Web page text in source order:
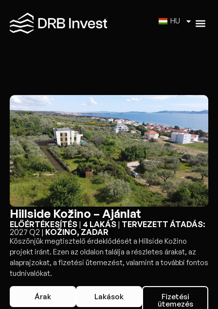
HU
Hillside Kožino – Ajánlat
ELŐÉRTÉKESÍTÉS | 4 LAKÁS | TERVEZETT ÁTADÁS:
2027 Q2 | KOŽINO, ZADAR
Köszönjük megtisztelő érdeklődését a Hillside Kožino
projekt iránt. Ezen az oldalon találja a részletes árakat, az
alaprajzokat, a fizetési ütemezést, valamint a további fontos
tudnivalókat.
Árak Lakások Fizetési
ütemezés